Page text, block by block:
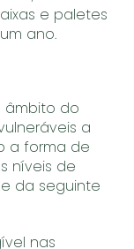
e paletes
ano.
âmbito do
a
a forma de
níveis de
da seguinte
nas